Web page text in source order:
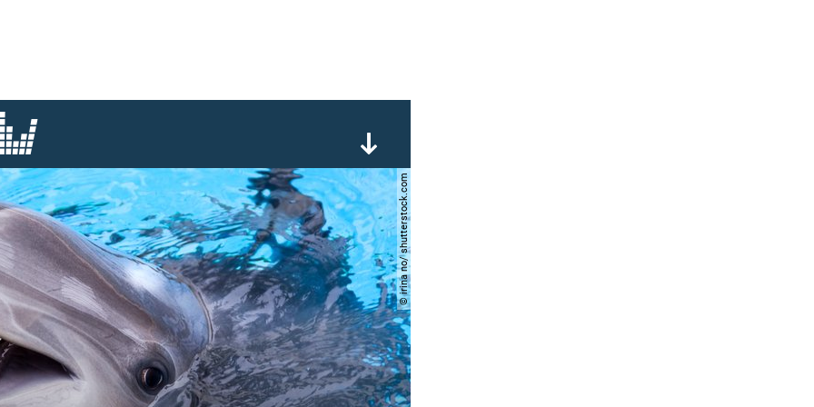
© irina no/ shutterstock.com